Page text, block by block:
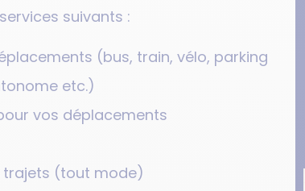
services suivants :
(bus, train, vélo, parking
etc.)
vos déplacements
(tout mode)